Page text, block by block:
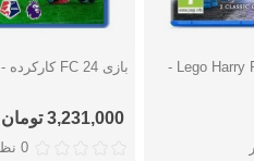
بازی Lego Harry Potter Collection -
دوست داشتن بازی FC 24 کارکرده - پلی استیشن 4
3,231,000 تومان
0 نظر